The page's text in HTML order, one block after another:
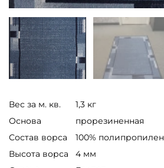
Вес за м. кв.
1,3 кг
Основа
прорезиненная
Состав ворса
100% полипропилен
Высота ворса
4 мм